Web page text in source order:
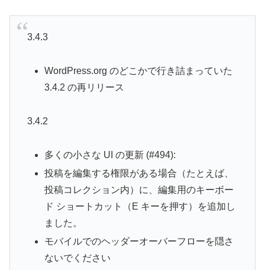
3.4.3
WordPress.org のどこかで行き詰まっていた
3.4.2 の再リリース
3.4.2
多くの小さな UI の更新 (#494):
投稿を編集する権限がある場合（たとえば、
投稿コレクション内）に、編集用のキーボー
ド ショートカット（E キーを押す）を追加し
ました。
モバイルでのヘッダーオーバーフローを隠さ
ないでください